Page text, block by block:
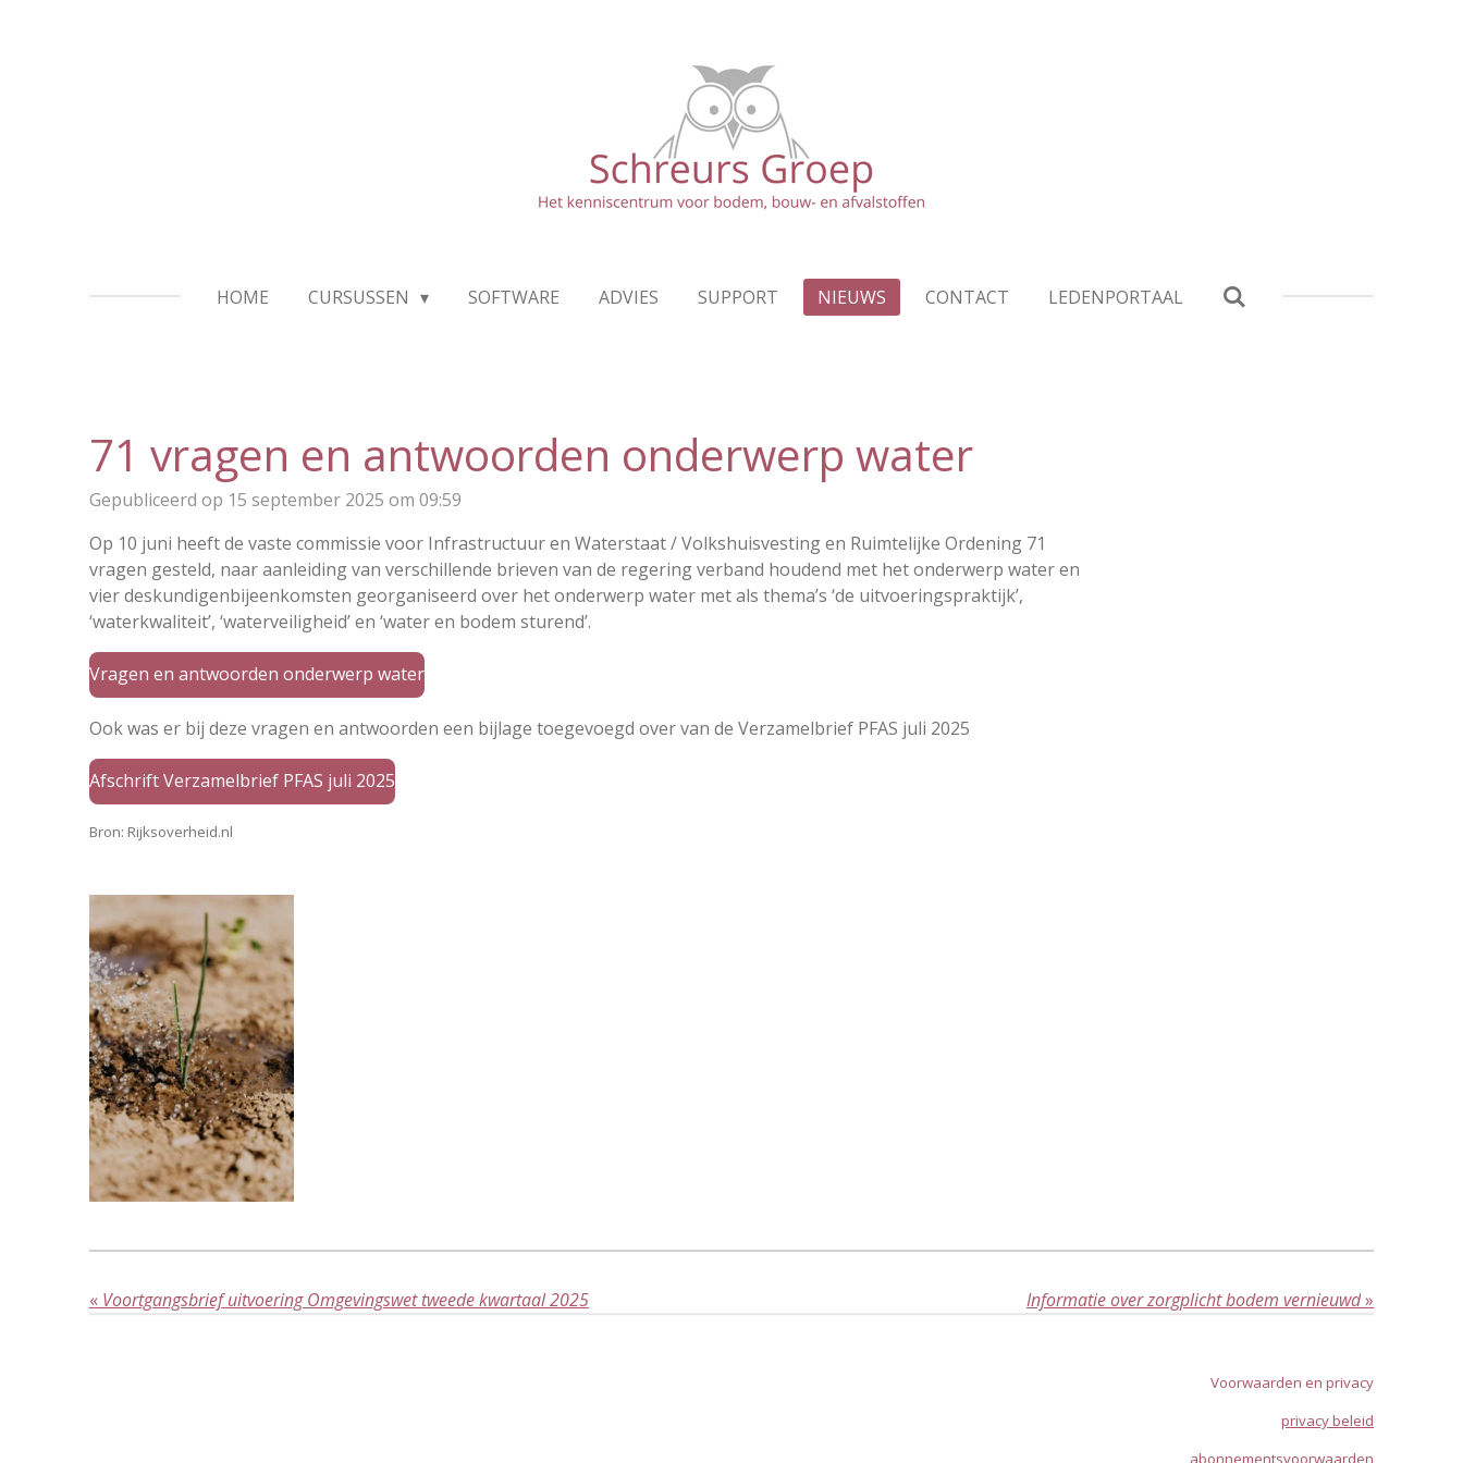
HOME CURSUSSEN SOFTWARE ADVIES SUPPORT NIEUWS CONTACT LEDENPORTAAL
71 vragen en antwoorden onderwerp water
Gepubliceerd op 15 september 2025 om 09:59
Op 10 juni heeft de vaste commissie voor Infrastructuur en Waterstaat / Volkshuisvesting en Ruimtelijke Ordening 71
vragen gesteld, naar aanleiding van verschillende brieven van de regering verband houdend met het onderwerp water en
vier deskundigenbijeenkomsten georganiseerd over het onderwerp water met als thema’s ‘de uitvoeringspraktijk’,
‘waterkwaliteit’, ‘waterveiligheid’ en ‘water en bodem sturend’.
Vragen en antwoorden onderwerp water
Ook was er bij deze vragen en antwoorden een bijlage toegevoegd over van de Verzamelbrief PFAS juli 2025
Afschrift Verzamelbrief PFAS juli 2025
Bron: Rijksoverheid.nl
« Voortgangsbrief uitvoering Omgevingswet tweede kwartaal 2025 Informatie over zorgplicht bodem vernieuwd»
Voorwaarden en privacy
privacy beleid
abonnementsvoorwaarden